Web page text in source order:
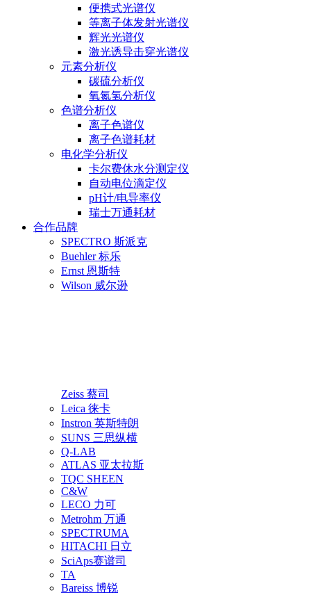
便携式光谱仪
等离子体发射光谱仪
辉光光谱仪
激光诱导击穿光谱仪
元素分析仪
碳硫分析仪
氧氮氢分析仪
色谱分析仪
离子色谱仪
离子色谱耗材
电化学分析仪
卡尔费休水分测定仪
自动电位滴定仪
pH计/电导率仪
瑞士万通耗材
合作品牌
SPECTRO 斯派克
Buehler 标乐
Ernst 恩斯特
Wilson 威尔逊
Zeiss 蔡司
Leica 徕卡
Instron 英斯特朗
SUNS 三思纵横
Q-LAB
ATLAS 亚太拉斯
TQC SHEEN
C&W
LECO 力可
Metrohm 万通
SPECTRUMA
HITACHI 日立
SciAps赛谱司
TA
Bareiss 博锐